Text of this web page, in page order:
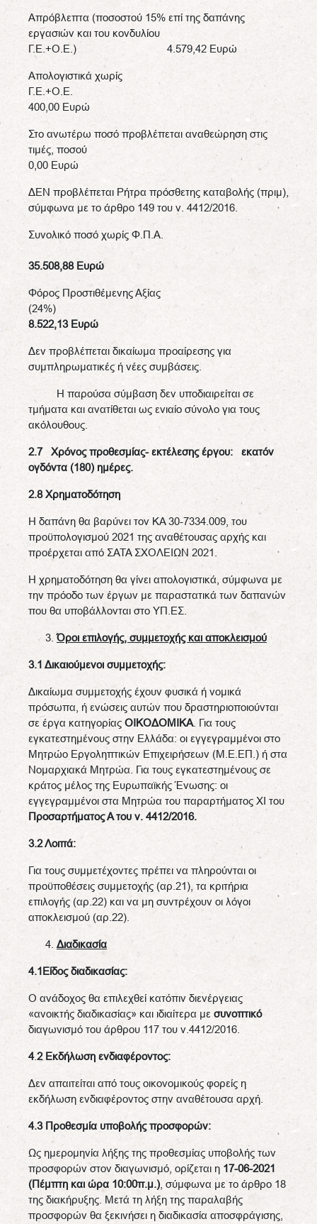
Απρόβλεπτα (ποσοστού 15% επί της δαπάνης
εργασιών και του κονδυλίου
Γ.Ε.+Ο.Ε.) 4.579,42 Ευρώ
Απολογιστικά χωρίς
400,00 Ευρώ
Στο ανωτέρω ποσό προβλέπεται αναθεώρηση στις
τιμές, ποσού
0,00 Ευρώ
ΔΕΝ προβλέπεται Ρήτρα πρόσθετης καταβολής (πριμ),
σύμφωνα με το άρθρο 149 του ν. 4412/2016.
Συνολικό ποσό χωρίς Φ.Π.Α.
35.508,88Ευρώ
Φόρος Προστιθέμενης Αξίας
8.522,13Ευρώ
Δεν προβλέπεται δικαίωμα προαίρεσης για
συμπληρωματικές ή νέες συμβάσεις.
Η παρούσα σύμβαση δεν υποδιαιρείται σε
τμήματα και ανατίθεται ως ενιαίο σύνολο για τους
ακόλουθους.
2.7 Χρόνος προθεσμίας- εκτέλεσης έργου: εκατόν
ογδόντα (180) ημέρες.
2.8 Χρηματοδότηση
Η δαπάνη θα βαρύνει τον ΚΑ 30-7334.009, του
προϋπολογισμού 2021 της αναθέτουσας αρχής και
προέρχεται από ΣΑΤΑ ΣΧΟΛΕΙΩΝ 2021.
Η χρηματοδότηση θα γίνει απολογιστικά, σύμφωνα με
την πρόοδο των έργων με παραστατικά των δαπανών
που θα υποβάλλονται στο ΥΠ.ΕΣ.
Όροι επιλογής, συμμετοχής και αποκλεισμού
3.1 Δικαιούμενοι συμμετοχής:
Δικαίωμα συμμετοχής έχουν φυσικά ή νομικά
πρόσωπα, ή ενώσεις αυτών που δραστηριοποιούνται
σε έργα κατηγορίας ΟΙΚΟΔΟΜΙΚΑ. Για τους
εγκατεστημένους στην Ελλάδα: οι εγγεγραμμένοι στο
Μητρώο Εργοληπτικών Επιχειρήσεων (Μ.Ε.ΕΠ.) ή στα
Νομαρχιακά Μητρώα. Για τους εγκατεστημένους σε
κράτος μέλος της Ευρωπαϊκής Ένωσης: οι
εγγεγραμμένοι στα Μητρώα του παραρτήματος ΧΙ του
Προσαρτήματος Α του ν. 4412/2016.
3.2 Λοιπά:
Για τους συμμετέχοντες πρέπει να πληρούνται οι
προϋποθέσεις συμμετοχής (αρ.21), τα κριτήρια
επιλογής (αρ.22) και να μη συντρέχουν οι λόγοι
αποκλεισμού (αρ.22).
Διαδικασία
4.1Είδος διαδικασίας:
Ο ανάδοχος θα επιλεχθεί κατόπιν διενέργειας
«ανοικτής διαδικασίας» και ιδιαίτερα με συνοπτικό
διαγωνισμό του άρθρου 117 του ν.4412/2016.
4.2 Εκδήλωση ενδιαφέροντος:
Δεν απαιτείται από τους οικονομικούς φορείς η
εκδήλωση ενδιαφέροντος στην αναθέτουσα αρχή.
4.3 Προθεσμία υποβολής προσφορών:
Ως ημερομηνία λήξης της προθεσμίας υποβολής των
προσφορών στον διαγωνισμό, ορίζεται η 17-06-2021
(Πέμπτη και ώρα 10:00π.μ.) , σύμφωνα με το άρθρο 18
της διακήρυξης. Μετά τη λήξη της παραλαβής
προσφορών θα ξεκινήσει η διαδικασία αποσφράγισης,